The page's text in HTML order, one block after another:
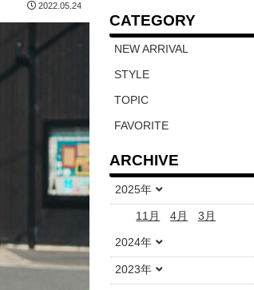
2022.05.24
CATEGORY
NEW ARRIVAL
STYLE
TOPIC
FAVORITE
ARCHIVE
2025年
11月 4月 3月
2024年
2023年